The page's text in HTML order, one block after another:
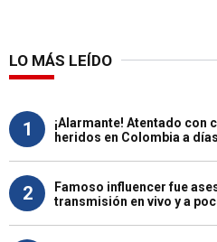
LO MÁS LEÍDO
1
¡Alarmante! Atentado con
heridos en Colombia a
2
Famoso influencer fue
transmisión en vivo y a